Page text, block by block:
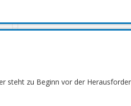
steht zu Beginn vor der